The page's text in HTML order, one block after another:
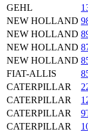
GEHL
NEW HOLLAND
NEW HOLLAND
NEW HOLLAND
NEW HOLLAND
FIAT-ALLIS
CATERPILLAR
CATERPILLAR
CATERPILLAR
CATERPILLAR